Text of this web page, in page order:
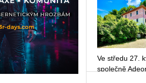
Ve stře­du 27.
spo­leč­ně